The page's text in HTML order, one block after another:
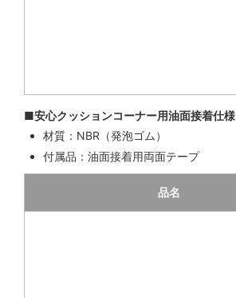
■安心クッションコーナー用油面接着仕様
材質：NBR（発泡ゴム）
付属品：油面接着用両面テープ
品名